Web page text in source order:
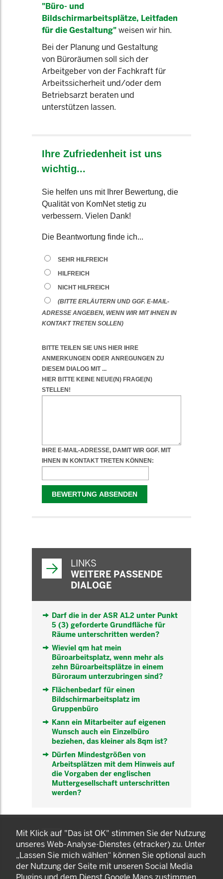
"Büro- und
Bildschirmarbeitsplätze, Leitfaden
für die Gestaltung"weisen wir hin.
Bei der Planung und Gestaltung
von Büroräumen soll sich der
Arbeitgeber von der Fachkraft für
Arbeitssicherheit und/oder dem
Betriebsarzt beraten und
unterstützen lassen.
LINKS
WEITERE PASSENDE
DIALOGE
Darf die in der ASR A1.2 unter Punkt
5 (3) geforderte Grundfläche für
Räume unterschritten werden?
Wieviel qm hat mein
Büroarbeitsplatz, wenn mehr als
zehn Büroarbeitsplätze in einem
Büroraum unterzubringen sind?
Flächenbedarf für einen
Bildschirmarbeitsplatz im
Gruppenbüro
Kann ein Mitarbeiter auf eigenen
Wunsch auch ein Einzelbüro
beziehen, das kleiner als 8qm ist?
Dürfen Mindestgrößen von
Arbeitsplätzen mit dem Hinweis auf
die Vorgaben der englischen
Muttergesellschaft unterschritten
werden?
KOMNET
GUT BERATEN. GESUND
ARBEITEN.
Mit Klick auf "Das ist OK" stimmen Sie der Nutzung
unseres Web-Analyse-Dienstes (etracker) zu. Unter
„Lassen Sie mich wählen“ können Sie optional auch
der Nutzung der Seite mit unseren Social Media